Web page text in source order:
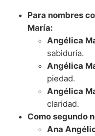
Para nombres
María:
Angélica
sabiduría.
Angélica
piedad.
Angélica
claridad.
Como segundo
Ana